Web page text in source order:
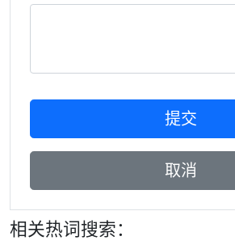
相关热词搜索：